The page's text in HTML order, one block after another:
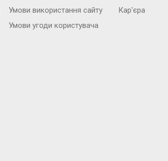
Умови використання сайту
Умови угоди користувача
Кар'єра